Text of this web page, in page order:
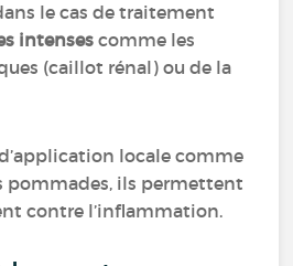
le cas de traitement
intenses comme les
(caillot rénal) ou de la
locale comme
pommades, ils permettent
contre l’inflammation.